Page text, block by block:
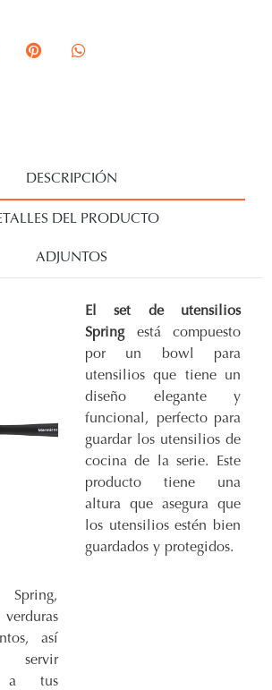
DESCRIPCIÓN
DEL PRODUCTO
ADJUNTOS
El set de utensilios
Springestá compuesto
por un bowl para
utensilios que tiene un
diseño elegante y
funcional, perfecto para
guardar los utensilios de
cocina de la serie. Este
producto tiene una
altura que asegura que
los utensilios estén bien
guardados y protegidos.
así
a tus